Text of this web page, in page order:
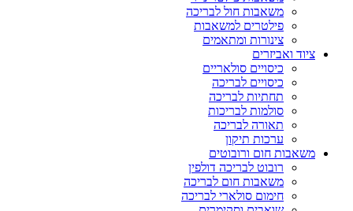
משאבות חול לבריכה
פילטרים למשאבות
צינורות ומתאמים
ציוד ואביזרים
כיסויים סולאריים
כיסויים לבריכה
תחתיות לבריכה
סולמות לבריכות
תאורה לבריכה
ערכות תיקון
משאבות חום ורובוטים
רובוט לבריכה דולפין
משאבות חום לבריכה
חימום סולארי לבריכה